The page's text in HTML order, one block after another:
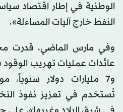
الوطنية في إطار اقتصاد
النفط خارج آليات المساءلة».
وفي مارس الماضي، قدرت
و7 مليارات دولار
تُستخدم في تعزيز نفوذ